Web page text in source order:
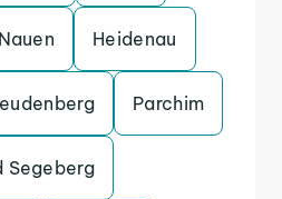
Nauen Heidenau
Parchim
Segeberg